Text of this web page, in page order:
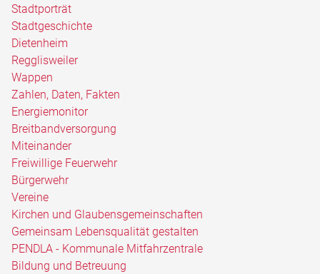
Stadtporträt
Stadtgeschichte
Dietenheim
Regglisweiler
Wappen
Zahlen, Daten, Fakten
Energiemonitor
Breitbandversorgung
Miteinander
Freiwillige Feuerwehr
Bürgerwehr
Vereine
Kirchen und Glaubensgemeinschaften
Gemeinsam Lebensqualität gestalten
PENDLA - Kommunale Mitfahrzentrale
Bildung und Betreuung